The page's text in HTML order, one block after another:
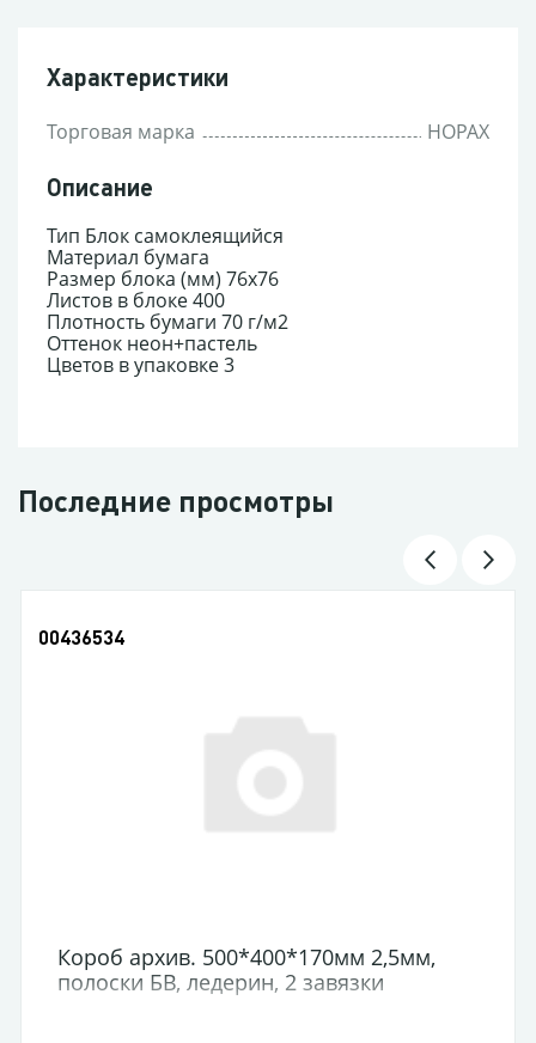
Характеристики
Торговая марка HOPAX
Описание
Тип Блок самоклеящийся
Материал бумага
Размер блока (мм) 76x76
Листов в блоке 400
Плотность бумаги 70 г/м2
Оттенок неон+пастель
Цветов в упаковке 3
Последние просмотры
00436534
Короб архив. 500*400*170мм 2,5мм,
полоски БВ, ледерин, 2 завязки